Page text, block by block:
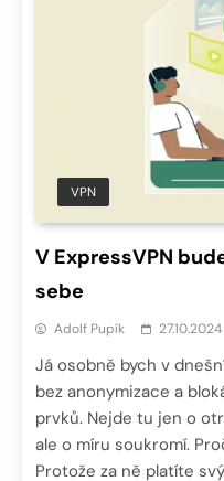
VPN
V ExpressVPN
sebe
Adolf Pupík 27.10.2024
Já osobně bych v
bez anonymizace a
prvků. Nejde tu jen o
ale o míru soukromí.
Protože za ně platíte